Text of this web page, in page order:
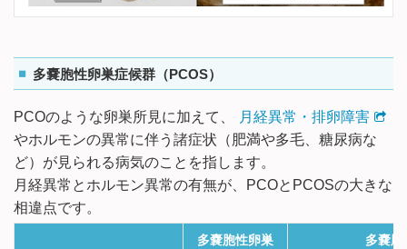
多嚢胞性卵巣症候群（PCOS）
PCOのような卵巣所見に加えて、
月経異常・排卵障害
やホルモンの異常に伴う諸症状（肥満や多毛、糖尿病な
ど）が見られる病気のことを指します。
月経異常とホルモン異常の有無が、PCOとPCOSの大きな
相違点です。
多嚢胞性卵巣
多嚢胞